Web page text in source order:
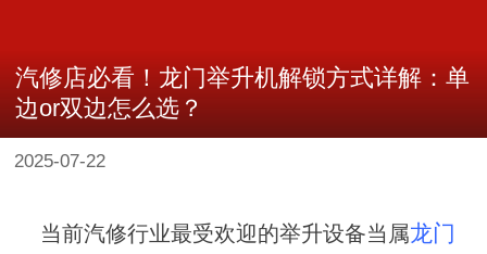
汽修店必看！龙门举升机解锁方式详解：单
边or双边怎么选？
2025-07-22
当前汽修行业最受欢迎的举升设备当属龙门